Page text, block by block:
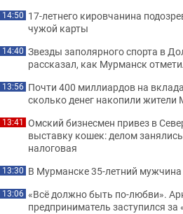
14:50 17-летнего кировчанина
чужой карты
14:40 Звезды заполярного спорта в
рассказал, как Мурманск
13:56 Почти 400 миллиардов на
сколько денег накопили жители
13:41 Омский бизнесмен привез в
выставку кошек: делом
налоговая
13:30 В Мурманске 35-летний
13:06 «Всё должно быть по-любви».
предприниматель заступился за